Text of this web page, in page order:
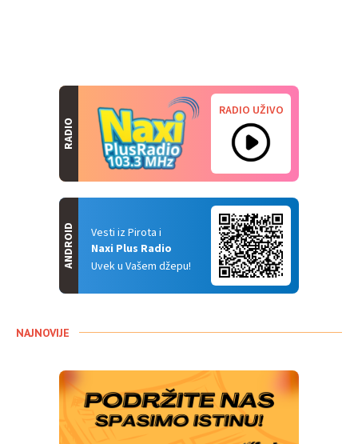
RADIO
RADIO UŽIVO
Vesti iz Pirota i
Naxi Plus Radio
Uvek u Vašem džepu!
ANDROID
NAJNOVIJE